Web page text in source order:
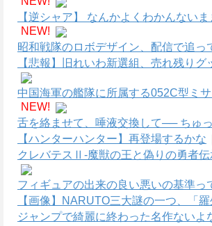
【逆シャア】 なんかよくわかんない
NEW!
昭和戦隊のロボデザイン、配信で追
【悲報】旧れいわ新選組、売れ残り
中国海軍の艦隊に所属する052C型ミ
NEW!
舌を絡ませて、唾液交換して── ちゅ
【ハンターハンター】再登場するかな
クレバテスⅡ-魔獣の王と偽りの勇者
フィギュアの出来の良い悪いの基準っ
【画像】NARUTO三大謎の一つ、「
ジャンプで綺麗に終わった名作ないよ